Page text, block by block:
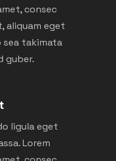
consec
aliquam eget
sea takimata
guber.
ligula eget
Lorem